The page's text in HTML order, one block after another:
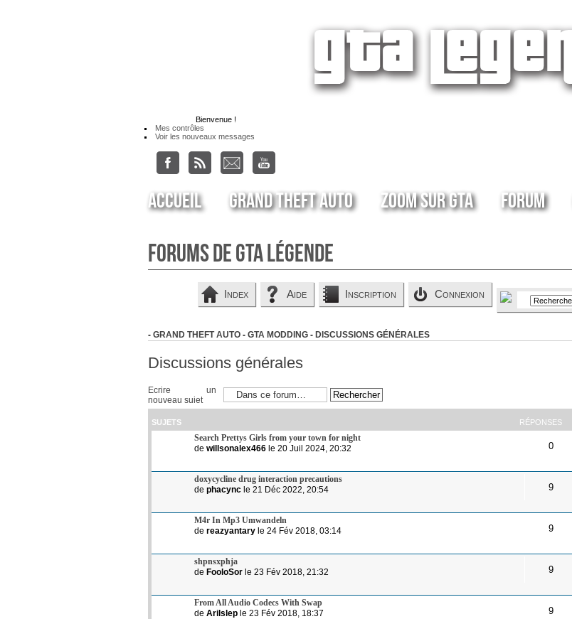
Bienvenue !
Mes contrôles
Voir les nouveaux messages
Accueil Grand Theft Auto Zoom sur GTA Forum
Forums de GTA Légende
Index Aide Inscription Connexion
- GRAND THEFT AUTO - GTA MODDING - DISCUSSIONS GÉNÉRALES
Discussions générales
Ecrire un
nouveau sujet
SUJETS RÉPONSES
Search Prettys Girls from your town for night
de willsonalex466 le 20 Juil 2024, 20:32 0
doxycycline drug interaction precautions
de phacync le 21 Déc 2022, 20:54 9
M4r In Mp3 Umwandeln
de reazyantary le 24 Fév 2018, 03:14 9
shpnsxphja
de FooloSor le 23 Fév 2018, 21:32 9
From All Audio Codecs With Swap
de Arilslep le 23 Fév 2018, 18:37 9